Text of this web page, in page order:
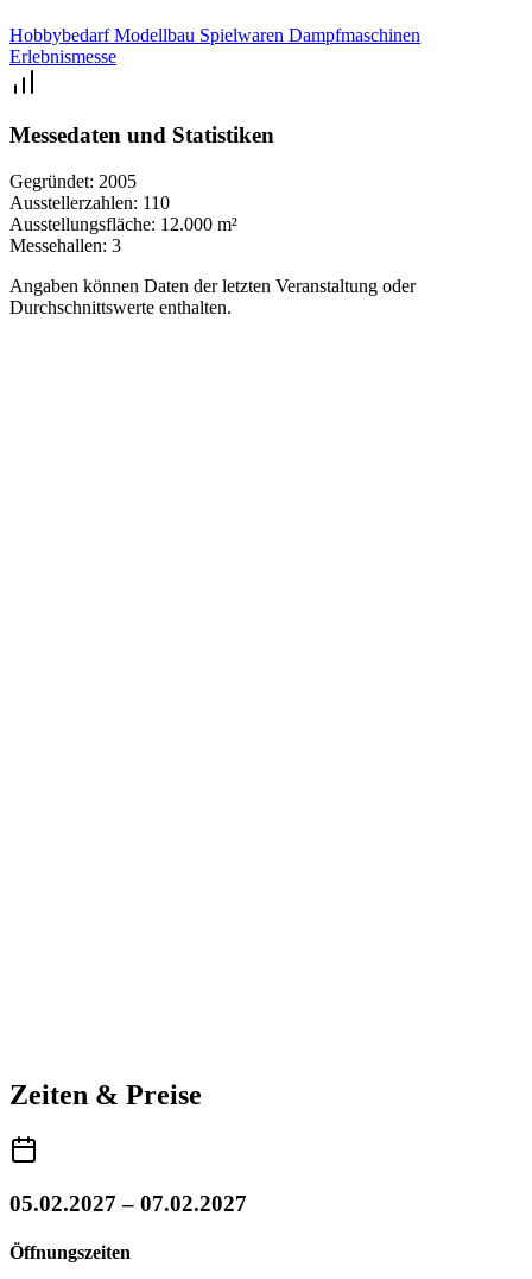
HobbybedarfModellbau Spielwaren Dampfmaschinen
Erlebnismesse
Messedaten und Statistiken
Gegründet: 2005
Ausstellerzahlen: 110
Ausstellungsfläche: 12.000 m²
Messehallen: 3
Angaben können Daten der letzten Veranstaltung oder
Durchschnittswerte enthalten.
Zeiten & Preise
05.02.2027 – 07.02.2027
Öffnungszeiten